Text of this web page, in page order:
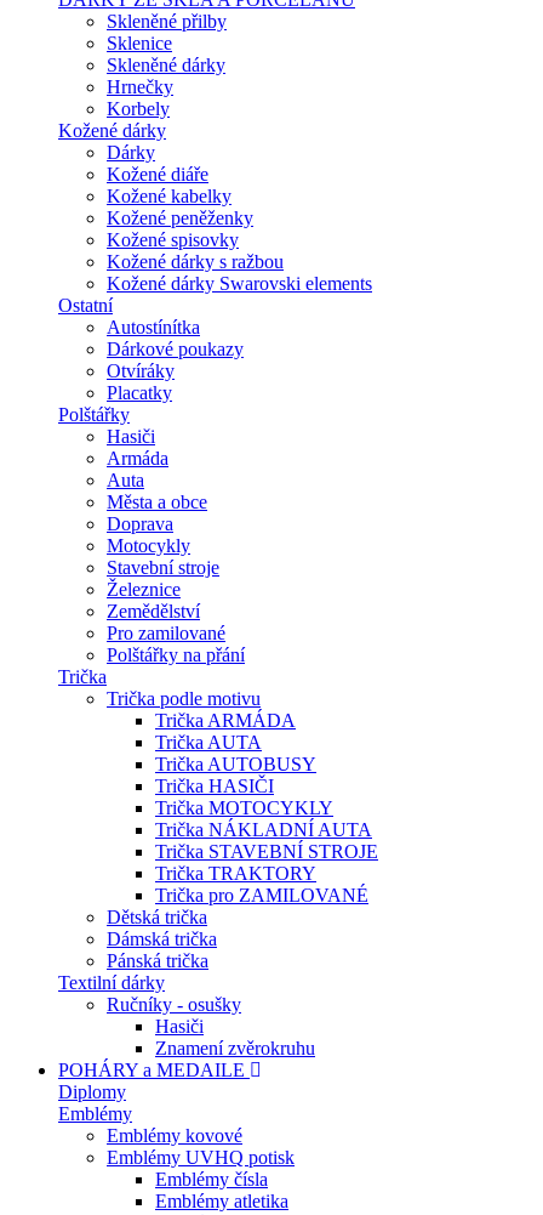
Skleněné přilby
Sklenice
Skleněné dárky
Hrnečky
Korbely
Kožené dárky
Dárky
Kožené diáře
Kožené kabelky
Kožené peněženky
Kožené spisovky
Kožené dárky s ražbou
Kožené dárky Swarovski elements
Ostatní
Autostínítka
Dárkové poukazy
Otvíráky
Placatky
Polštářky
Hasiči
Armáda
Auta
Města a obce
Doprava
Motocykly
Stavební stroje
Železnice
Zemědělství
Pro zamilované
Polštářky na přání
Trička
Trička podle motivu
Trička ARMÁDA
Trička AUTA
Trička AUTOBUSY
Trička HASIČI
Trička MOTOCYKLY
Trička NÁKLADNÍ AUTA
Trička STAVEBNÍ STROJE
Trička TRAKTORY
Trička pro ZAMILOVANÉ
Dětská trička
Dámská trička
Pánská trička
Textilní dárky
Ručníky - osušky
Hasiči
Znamení zvěrokruhu
POHÁRY a MEDAILE
Diplomy
Emblémy
Emblémy kovové
Emblémy UVHQ potisk
Emblémy čísla
Emblémy atletika